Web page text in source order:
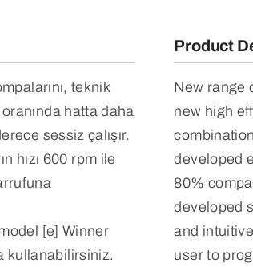
teknik
hatta daha
sessiz çalışır.
hızı 600 rpm ile
[e] Winner
kullanabilirsiniz.
Product
New range
new high
developed
80%
developed
and
user to